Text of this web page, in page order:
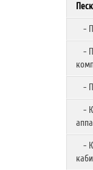
-
-
-
-
-